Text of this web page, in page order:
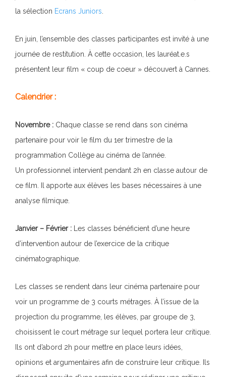
la sélection Ecrans Juniors
En juin, l’ensemble des classes participantes est invité à une
journée de restitution. À cette occasion, les lauréat.e.s
présentent leur film « coup de coeur » découvert à Cannes.
Calendrier :
Novembre : Chaque classe se rend dans son cinéma
partenaire pour voir le film du 1er trimestre de la
programmation Collège au cinéma de l’année.
Un professionnel intervient pendant 2h en classe autour de
ce film. Il apporte aux élèves les bases nécessaires à une
analyse filmique.
Janvier – Février :
Les classes bénéficient d’une heure
d’intervention autour de l’exercice de la critique
cinématographique.
Les classes se rendent dans leur cinéma partenaire pour
voir un programme de 3 courts métrages. À l’issue de la
projection du programme, les élèves, par groupe de 3,
choisissent le court métrage sur lequel portera leur critique.
Ils ont d’abord 2h pour mettre en place leurs idées,
opinions et argumentaires afin de construire leur critique. Ils